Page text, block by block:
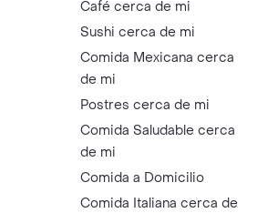
Café cerca de mi
Sushi cerca de mi
Comida Mexicana cerca
de mi
Postres cerca de mi
Comida Saludable cerca
de mi
Comida a Domicilio
Comida Italiana cerca de